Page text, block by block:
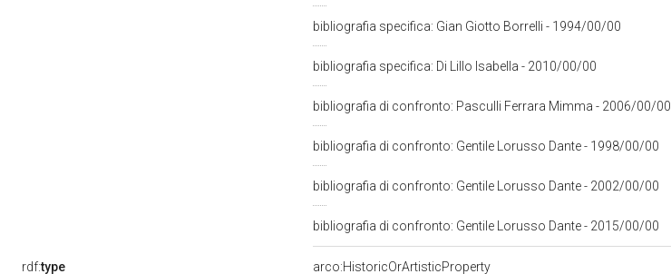
bibliografia specifica: Gian Giotto Borrelli - 1994/00/00
bibliografia specifica: Di Lillo Isabella - 2010/00/00
bibliografia di confronto: Pasculli Ferrara Mimma - 2006/00/00
bibliografia di confronto: Gentile Lorusso Dante - 1998/00/00
bibliografia di confronto: Gentile Lorusso Dante - 2002/00/00
bibliografia di confronto: Gentile Lorusso Dante - 2015/00/00
rdf:type
arco:HistoricOrArtisticProperty